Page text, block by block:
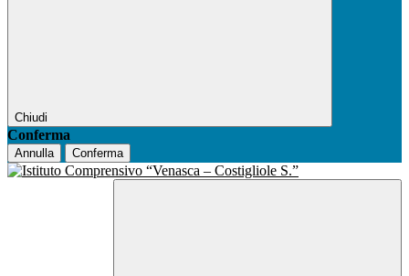
Chiudi
Conferma
Annulla Conferma